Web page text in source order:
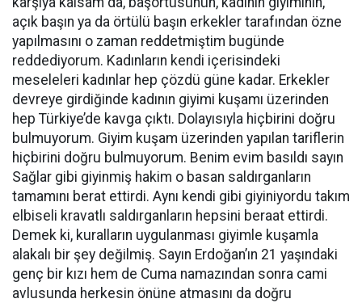
açık başın ya da örtülü başın erkekler tarafından özne
yapılmasını o zaman reddetmiştim bugünde
reddediyorum. Kadınların kendi içerisindeki
meseleleri kadınlar hep çözdü güne kadar. Erkekler
devreye girdiğinde kadının giyimi kuşamı üzerinden
hep Türkiye’de kavga çıktı. Dolayısıyla hiçbirini doğru
bulmuyorum. Giyim kuşam üzerinden yapılan tariflerin
hiçbirini doğru bulmuyorum. Benim evim basıldı sayın
Sağlar gibi giyinmiş hakim o basan saldırganların
tamamını berat ettirdi. Aynı kendi gibi giyiniyordu takım
elbiseli kravatlı saldırganların hepsini beraat ettirdi.
Demek ki, kuralların uygulanması giyimle kuşamla
alakalı bir şey değilmiş. Sayın Erdoğan’ın 21 yaşındaki
genç bir kızı hem de Cuma namazından sonra cami
avlusunda herkesin önüne atmasını da doğru